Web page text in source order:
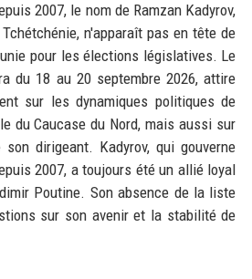
2007, le nom de Ramzan Kadyrov,
n'apparaît pas en tête de
pour les élections législatives. Le
du 18 au 20 septembre 2026, attire
sur les dynamiques politiques de
du Caucase du Nord, mais aussi sur
dirigeant. Kadyrov, qui gouverne
2007, a toujours été un allié loyal
Poutine. Son absence de la liste
sur son avenir et la stabilité de